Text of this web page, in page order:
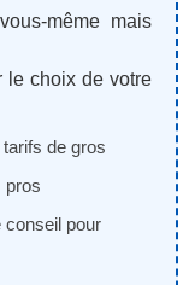
même mais
le choix de votre
de gros
pros
conseil pour